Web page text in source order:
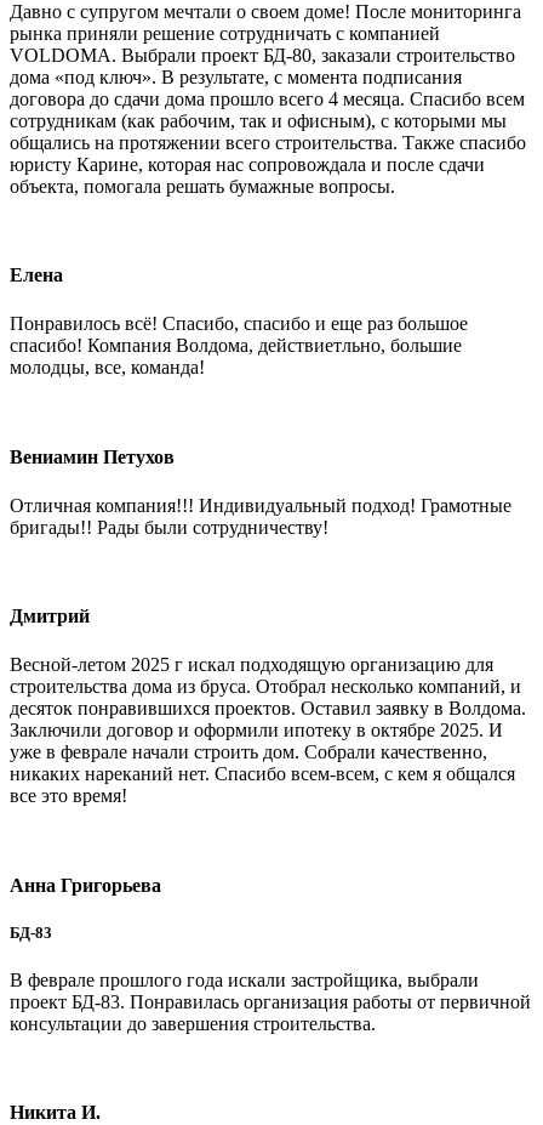
Давно с супругом мечтали о своем доме! После мониторинга
рынка приняли решение сотрудничать с компанией
VOLDOMA. Выбрали проект БД-80, заказали строительство
дома «под ключ». В результате, с момента подписания
договора до сдачи дома прошло всего 4 месяца. Спасибо всем
сотрудникам (как рабочим, так и офисным), с которыми мы
общались на протяжении всего строительства. Также спасибо
юристу Карине, которая нас сопровождала и после сдачи
объекта, помогала решать бумажные вопросы.
Елена
Понравилось всё! Спасибо, спасибо и еще раз большое
спасибо! Компания Волдома, действиетльно, большие
молодцы, все, команда!
Вениамин Петухов
Отличная компания!!! Индивидуальный подход! Грамотные
бригады!! Рады были сотрудничеству!
Дмитрий
Весной-летом 2025 г искал подходящую организацию для
строительства дома из бруса. Отобрал несколько компаний, и
десяток понравившихся проектов. Оставил заявку в Волдома.
Заключили договор и оформили ипотеку в октябре 2025. И
уже в феврале начали строить дом. Собрали качественно,
никаких нареканий нет. Спасибо всем-всем, с кем я общался
все это время!
Анна Григорьева
БД-83
В феврале прошлого года искали застройщика, выбрали
проект БД-83. Понравилась организация работы от первичной
консультации до завершения строительства.
Никита И.